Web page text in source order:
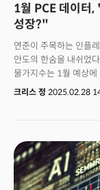
1월 PCE 데이터,
성장?"
연준이 주목하는 인플
안도의 한숨을 내쉬었
물가지수는 1월 예상
근원 물가 데이터 역시
기대를 끌어올리는 기
자산운용의 투자전략
이번 보고서로 올해
인플레이션이 과거의
크리스 정 2025.02.28